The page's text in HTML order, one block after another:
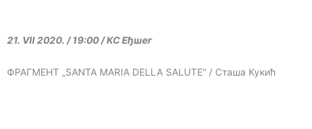
21. VII 2020. / 19:00 / КС Еђшег
ФРАГМЕНТ „SANTA MARIA DELLA SALUTE“ / Сташа Кукић